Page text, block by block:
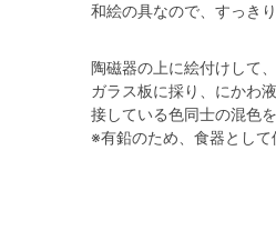
和絵の具なので、すっき
陶磁器の上に絵付けして
ガラス板に採り、にかわ
接している色同士の混色
※有鉛のため、食器として